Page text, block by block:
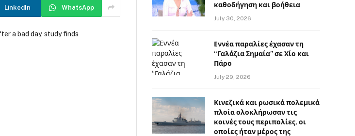
LinkedIn WhatsApp
καθοδήγηση και βοήθεια
July 30, 2026
Εννέα παραλίες έχασαν τη
“Γαλάζια Σημαία” σε Χίο και
Πάρο
July 29, 2026
Κινεζικά και ρωσικά πολεμικά
πλοία ολοκλήρωσαν τις
κοινές τους περιπολίες, οι
οποίες ήταν μέρος της